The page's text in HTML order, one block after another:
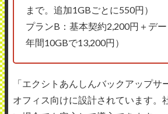
まで。追加1GBごとに550円）
プランB：基本契約2,200円＋デー
年間10GBで13,200円）
「エクシトあんしんバックアップサ
オフィス向けに設計されています。